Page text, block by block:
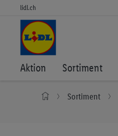
lidl.ch
Aktion Sortiment
Sortiment